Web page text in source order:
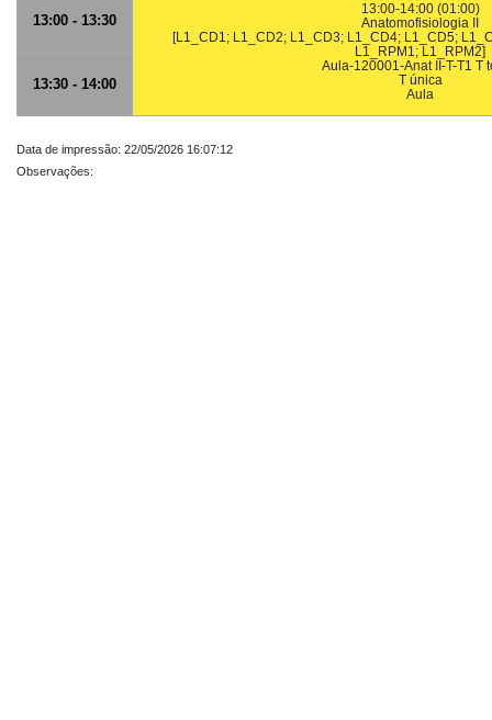
13:00 - 13:30
13:00-14:00 (01:00)
Anatomofisiologia II
[L1_CD1; L1_CD2; L1_CD3; L1_CD4; L1_CD5;
L1_RPM1; L1_RPM2]
Aula-120001-Anat II-T-T1 T
T única
Aula
13:30 - 14:00
Data de impressão: 22/05/2026 16:07:12
Observações: